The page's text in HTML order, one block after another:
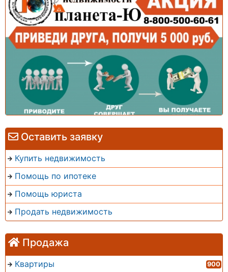
Оставить заявку
Купить недвижимость
Помощь по ипотеке
Помощь юриста
Продать недвижимость
Продажа
Квартиры 900